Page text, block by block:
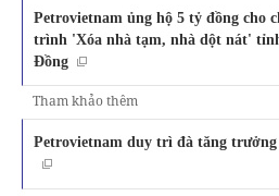
Petrovietnam ủng hộ 5 tỷ đồng cho
trình 'Xóa nhà tạm, nhà dột nát'
Đồng
Tham khảo thêm
Petrovietnam duy trì đà tăng